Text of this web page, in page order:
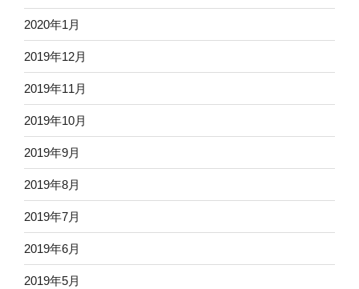
2020年1月
2019年12月
2019年11月
2019年10月
2019年9月
2019年8月
2019年7月
2019年6月
2019年5月